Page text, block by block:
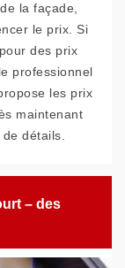
la façade,
le prix. Si
des prix
professionnel
les prix
maintenant
détails.
– des